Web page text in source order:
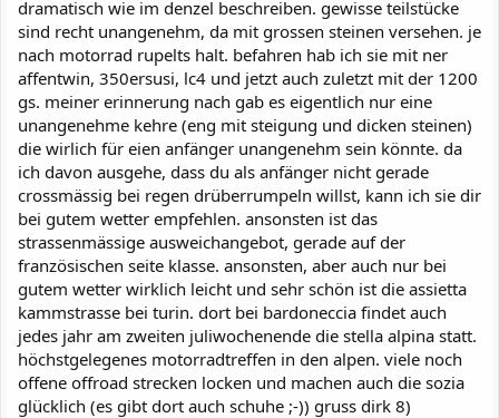
dramatisch wie im denzel beschreiben. gewisse teilstücke
sind recht unangenehm, da mit grossen steinen versehen. je
nach motorrad rupelts halt. befahren hab ich sie mit ner
affentwin, 350ersusi, lc4 und jetzt auch zuletzt mit der 1200
gs. meiner erinnerung nach gab es eigentlich nur eine
unangenehme kehre (eng mit steigung und dicken steinen)
die wirlich für eien anfänger unangenehm sein könnte. da
ich davon ausgehe, dass du als anfänger nicht gerade
crossmässig bei regen drüberrumpeln willst, kann ich sie dir
bei gutem wetter empfehlen. ansonsten ist das
strassenmässige ausweichangebot, gerade auf der
französischen seite klasse. ansonsten, aber auch nur bei
gutem wetter wirklich leicht und sehr schön ist die assietta
kammstrasse bei turin. dort bei bardoneccia findet auch
jedes jahr am zweiten juliwochenende die stella alpina statt.
höchstgelegenes motorradtreffen in den alpen. viele noch
offene offroad strecken locken und machen auch die sozia
glücklich (es gibt dort auch schuhe ;-)) gruss dirk 8)